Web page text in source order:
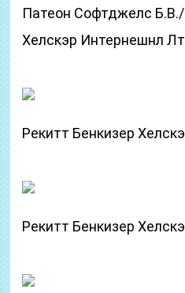
Патеон Софтджелс Б.В./
Хелскэр Интернешнл
Рекитт Бенкизер
Рекитт Бенкизер